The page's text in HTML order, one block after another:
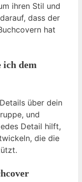
ihren Stil und
dass der
hat
ich dem
über dein
und
Detail hilft,
die die